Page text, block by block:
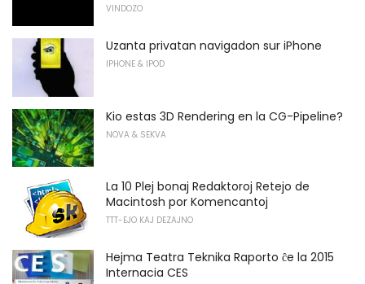
VINDOZO
Uzanta privatan navigadon sur iPhone
IPHONE & IPOD
Kio estas 3D Rendering en la CG-Pipeline?
NOVA & SEKVA
La 10 Plej bonaj Redaktoroj Retejo de
Macintosh por Komencantoj
TTT-EJO KAJ DEZAJNO
Hejma Teatra Teknika Raporto ĉe la 2015
Internacia CES